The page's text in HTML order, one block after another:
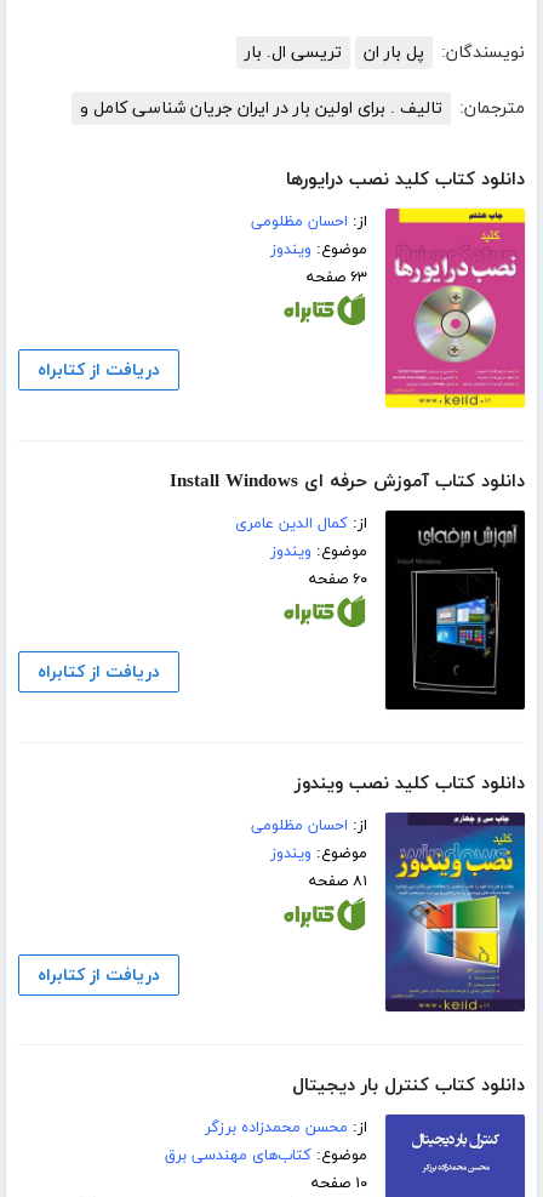
نویسندگان: پل بار ان تریسی ال. بار
مترجمان: تالیف . برای اولین بار در ایران جریان شناسی کامل و
دانلود کتاب کلید نصب درایورها
از: احسان مظلومی
موضوع: ویندوز
۶۳ صفحه
دریافت از کتابراه
دانلود کتاب آموزش حرفه ای Install Windows
از:کمال الدین عامری
موضوع: ویندوز
۶۰ صفحه
دریافت از کتابراه
دانلود کتاب کلید نصب ویندوز
از: احسان مظلومی
موضوع: ویندوز
۸۱ صفحه
دریافت از کتابراه
دانلود کتاب کنترل بار دیجیتال
از: محسن محمدزاده برزگر
موضوع:کتاب‌های مهندسی برق
۱۰ صفحه